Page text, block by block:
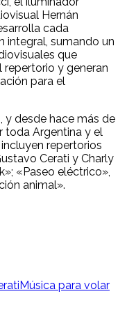
Hernán
cada
integral, sumando un
que
y generan
para el
y desde hace más de
toda Argentina y el
repertorios
Cerati y Charly
«Paseo eléctrico»,
animal».
Música para volar